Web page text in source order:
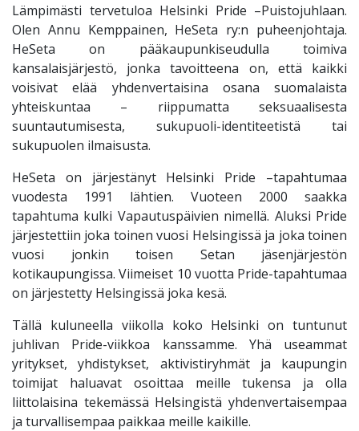
Lämpimästi tervetuloa Helsinki Pride –Puistojuhlaan.
Olen Annu Kemppainen, HeSeta ry:n puheenjohtaja.
HeSeta on pääkaupunkiseudulla toimiva
kansalaisjärjestö, jonka tavoitteena on, että kaikki
voisivat elää yhdenvertaisina osana suomalaista
yhteiskuntaa – riippumatta seksuaalisesta
suuntautumisesta, sukupuoli-identiteetistä tai
sukupuolen ilmaisusta.
HeSeta on järjestänyt Helsinki Pride –tapahtumaa
vuodesta 1991 lähtien. Vuoteen 2000 saakka
tapahtuma kulki Vapautuspäivien nimellä. Aluksi Pride
järjestettiin joka toinen vuosi Helsingissä ja joka toinen
vuosi jonkin toisen Setan jäsenjärjestön
kotikaupungissa. Viimeiset 10 vuotta Pride-tapahtumaa
on järjestetty Helsingissä joka kesä.
Tällä kuluneella viikolla koko Helsinki on tuntunut
juhlivan Pride-viikkoa kanssamme. Yhä useammat
yritykset, yhdistykset, aktivistiryhmät ja kaupungin
toimijat haluavat osoittaa meille tukensa ja olla
liittolaisina tekemässä Helsingistä yhdenvertaisempaa
ja turvallisempaa paikkaa meille kaikille.